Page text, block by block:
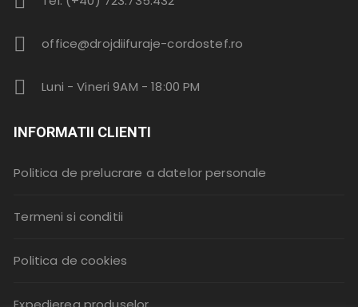
office@drojdiifuraje-cordostef.ro
Luni - Vineri 9AM - 18:00 PM
INFORMATII CLIENTI
Politica de prelucrare a datelor personale
Termeni si conditii
Politica de cookies